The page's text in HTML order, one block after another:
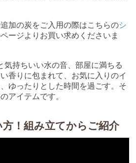
加の炭をご入用の際はこちらのシ
ージよりお買い求めくださいま
気持ちいい水の音、部屋に満ちる
香りに包まれて、お気に入りのイ
ゆったりとした時間を過ごす。そ
アイテムです。
！組み立てからご紹介